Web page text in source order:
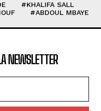
#KHALIFA SALL
#ABDOUL MBAYE
NEWSLETTER